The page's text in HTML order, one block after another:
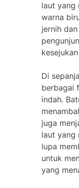
laut yang
warna
jernih
Di
berbagai
indah.
juga
laut yang
lupa
untuk
yang